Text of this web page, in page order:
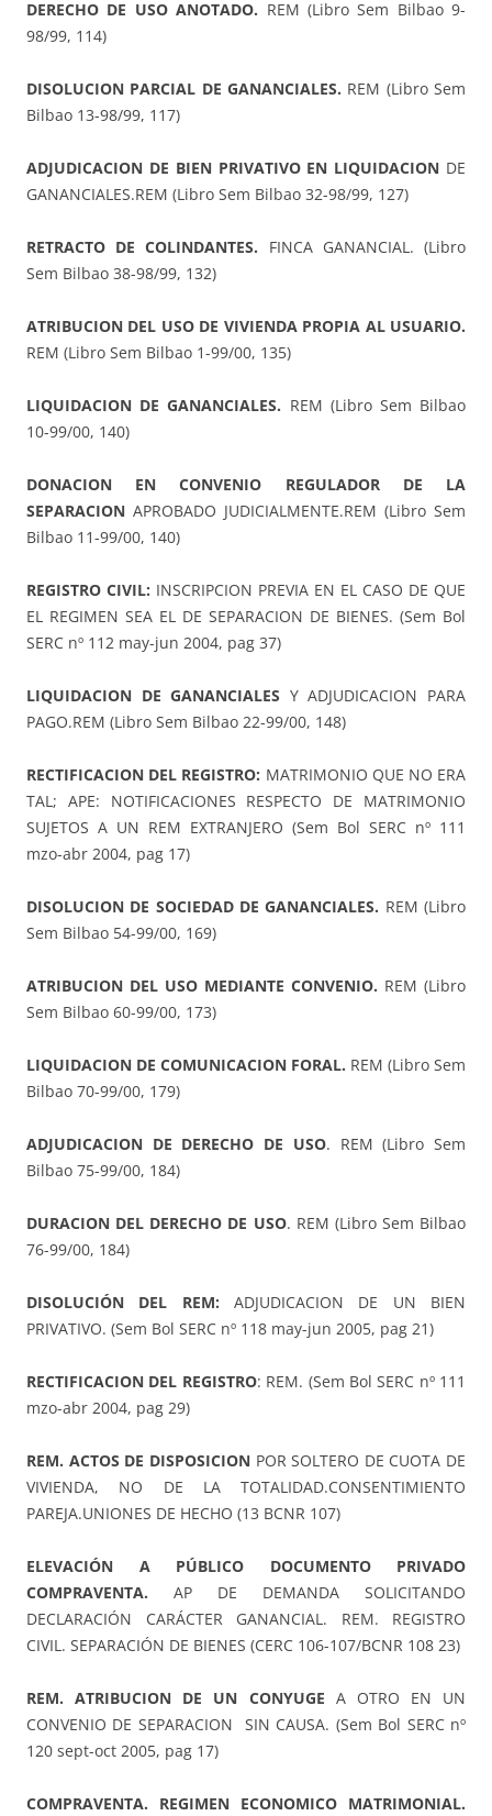
DERECHO DE USO ANOTADO. REM (Libro Sem Bilbao 9-
98/99, 114)
DISOLUCION PARCIAL DE GANANCIALES. REM (Libro Sem
Bilbao 13-98/99, 117)
ADJUDICACION DE BIEN PRIVATIVO EN LIQUIDACION DE
GANANCIALES.REM (Libro Sem Bilbao 32-98/99, 127)
RETRACTO DE COLINDANTES. FINCA GANANCIAL. (Libro
Sem Bilbao 38-98/99, 132)
ATRIBUCION DEL USO DE VIVIENDA PROPIA AL USUARIO.
REM (Libro Sem Bilbao 1-99/00, 135)
LIQUIDACION DE GANANCIALES. REM (Libro Sem Bilbao
10-99/00, 140)
DONACION EN CONVENIO REGULADOR DE LA
SEPARACION APROBADO JUDICIALMENTE.REM (Libro Sem
Bilbao 11-99/00, 140)
REGISTRO CIVIL: INSCRIPCION PREVIA EN EL CASO DE QUE
EL REGIMEN SEA EL DE SEPARACION DE BIENES. (Sem Bol
SERC nº 112 may-jun 2004, pag 37)
LIQUIDACION DE GANANCIALES Y ADJUDICACION PARA
PAGO.REM (Libro Sem Bilbao 22-99/00, 148)
RECTIFICACION DEL REGISTRO: MATRIMONIO QUE NO ERA
TAL; APE: NOTIFICACIONES RESPECTO DE MATRIMONIO
SUJETOS A UN REM EXTRANJERO (Sem Bol SERC nº 111
mzo-abr 2004, pag 17)
DISOLUCION DE SOCIEDAD DE GANANCIALES. REM (Libro
Sem Bilbao 54-99/00, 169)
ATRIBUCION DEL USO MEDIANTE CONVENIO. REM (Libro
Sem Bilbao 60-99/00, 173)
LIQUIDACION DE COMUNICACION FORAL. REM (Libro Sem
Bilbao 70-99/00, 179)
ADJUDICACION DE DERECHO DE USO. REM (Libro Sem
Bilbao 75-99/00, 184)
DURACION DEL DERECHO DE USO. REM (Libro Sem Bilbao
76-99/00, 184)
DISOLUCIÓN DEL REM: ADJUDICACION DE UN BIEN
PRIVATIVO. (Sem Bol SERC nº 118 may-jun 2005, pag 21)
RECTIFICACION DEL REGISTRO: REM. (Sem Bol SERC nº 111
mzo-abr 2004, pag 29)
REM. ACTOS DE DISPOSICIONPOR SOLTERO DE CUOTA DE
VIVIENDA, NO DE LA TOTALIDAD.CONSENTIMIENTO
PAREJA.UNIONES DE HECHO (13 BCNR 107)
ELEVACIÓN A PÚBLICO DOCUMENTO PRIVADO
COMPRAVENTA. AP DE DEMANDA SOLICITANDO
DECLARACIÓN CARÁCTER GANANCIAL. REM. REGISTRO
CIVIL. SEPARACIÓN DE BIENES (CERC 106-107/BCNR 108 23)
REM. ATRIBUCION DE UN CONYUGE A OTRO EN UN
CONVENIO DE SEPARACION SIN CAUSA. (Sem Bol SERC nº
120 sept-oct 2005, pag 17)
COMPRAVENTA. REGIMEN ECONOMICO MATRIMONIAL.